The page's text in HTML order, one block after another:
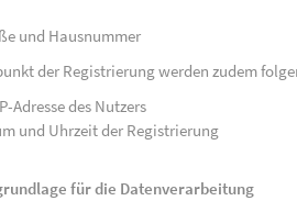
und Hausnummer
der Registrierung werden zudem
Adresse des Nutzers
und Uhrzeit der Registrierung
für die Datenverarbeitung